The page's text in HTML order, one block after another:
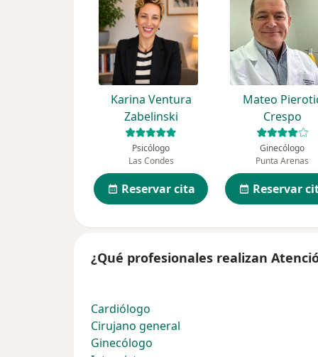
Karina Ventura
Zabelinski
Psicólogo
Las Condes
Reservar cita
Mateo
Crespo
Ginecólogo
Punta Arenas
Reservar
¿Qué profesionales realizan
Cardiólogo
Cirujano general
Ginecólogo